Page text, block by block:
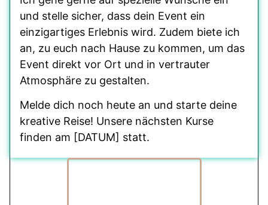
und stelle sicher, dass dein Event ein
einzigartiges Erlebnis wird. Zudem biete ich
an, zu euch nach Hause zu kommen, um das
Event direkt vor Ort und in vertrauter
Atmosphäre zu gestalten.
Melde dich noch heute an und starte deine
kreative Reise! Unsere nächsten Kurse
finden am [DATUM] statt.